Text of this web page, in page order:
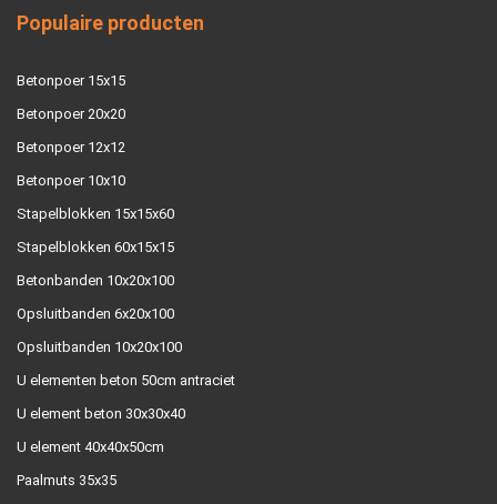
Populaire producten
Betonpoer 15x15
Betonpoer 20x20
Betonpoer 12x12
Betonpoer 10x10
Stapelblokken 15x15x60
Stapelblokken 60x15x15
Betonbanden 10x20x100
Opsluitbanden 6x20x100
Opsluitbanden 10x20x100
U elementen beton 50cm antraciet
U element beton 30x30x40
U element 40x40x50cm
Paalmuts 35x35